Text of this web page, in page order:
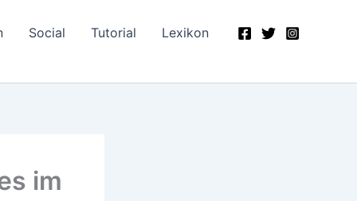
Social Tutorial Lexikon
im